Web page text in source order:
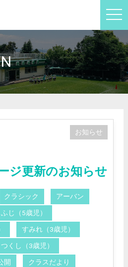
t
o
g
l
e
n
a
i
g
a
ジ更新のお知らせ
お知らせ
クラシック アーバン
ふじ（5歳児）
すみれ（3歳児）
つくし（3歳児）
開 クラスだより